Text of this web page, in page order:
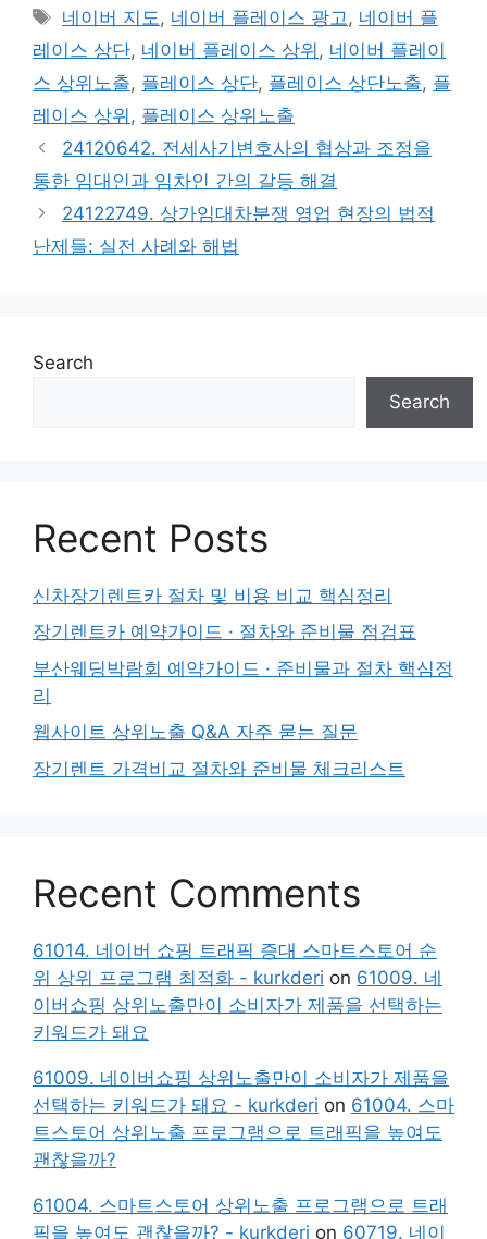
Tags
네이버 지도 , 네이버 플레이스 광고 , 네이버 플
레이스 상단, 네이버 플레이스 상위 , 네이버 플레이
스 상위노출, 플레이스 상단, 플레이스 상단노출, 플
레이스 상위 , 플레이스 상위노출
24120642. 전세사기변호사의 협상과 조정을
통한 임대인과 임차인 간의 갈등 해결
24122749. 상가임대차분쟁 영업 현장의 법적
난제들: 실전 사례와 해법
Search
Search
Recent Posts
신차장기렌트카 절차 및 비용 비교 핵심정리
장기렌트카 예약가이드 · 절차와 준비물 점검표
부산웨딩박람회 예약가이드 · 준비물과 절차 핵심정
리
웹사이트 상위노출 Q&A 자주 묻는 질문
장기렌트 가격비교 절차와 준비물 체크리스트
Recent Comments
61014. 네이버 쇼핑 트래픽 증대 스마트스토어 순
위 상위 프로그램 최적화 - kurkderi on 61009. 네
이버쇼핑 상위노출만이 소비자가 제품을 선택하는
키워드가 돼요
61009. 네이버쇼핑 상위노출만이 소비자가 제품을
선택하는 키워드가 돼요 - kurkderi on 61004. 스마
트스토어 상위노출 프로그램으로 트래픽을 높여도
괜찮을까?
61004. 스마트스토어 상위노출 프로그램으로 트래
픽을 높여도 괜찮을까? - kurkderi on 60719. 네이